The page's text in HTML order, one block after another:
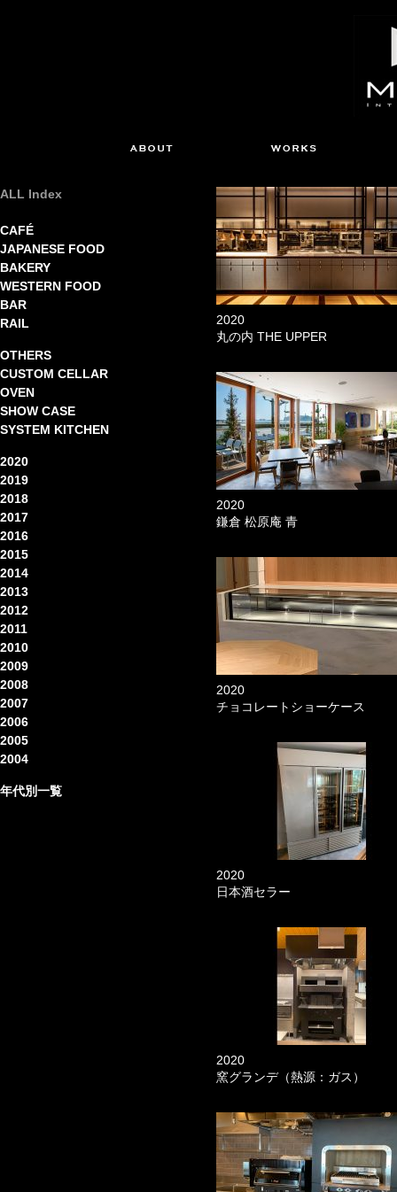
ALL Index
CAFÉ
JAPANESE FOOD
BAKERY
WESTERN FOOD
BAR
RAIL
OTHERS
CUSTOM CELLAR
OVEN
SHOW CASE
SYSTEM KITCHEN
2020
2019
2018
2017
2016
2015
2014
2013
2012
2011
2010
2009
2008
2007
2006
2005
2004
年代別一覧
2020
丸の内 THE UPPER
2020
鎌倉 松原庵 青
2020
チョコレートショーケース
2020
日本酒セラー
2020
窯グランデ（熱源：ガス）